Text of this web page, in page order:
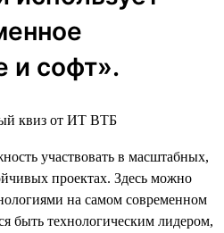
и софт».
участвовать в масштабных,
проектах. Здесь можно
на самом современном
быть технологическим лидером,